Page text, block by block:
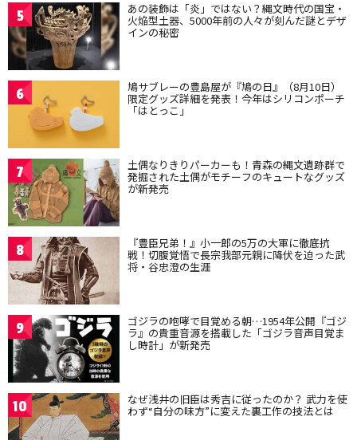
5 あの装飾は「炎」ではない？縄文時代の国宝・
火焔型土器、5000年前の人々が刻んだ謎とデザ
インの秘密
6 鳩サブレーの豊島屋が『鳩の日』（8月10日）
限定グッズ詳細を発表！今年はシリコンポーチ
「はとっこ」
7 土偶なりきりパーカーも！青森の縄文遺跡群で
発掘された土偶がモチーフのキュートなグッズ
が新発売
8 『豊臣兄弟！』小一郎の5万の大軍に徹底抗
戦！切腹覚悟で長宗我部元親に降伏を迫った武
将・谷忠澄の生涯
9 ゴジラの咆哮で目覚める朝…1954年公開『ゴジ
ラ』の貴重音源を搭載した「ゴジラ音声目覚ま
し時計」が新発売
10 なぜ浅井の旧臣は秀吉に従ったのか？ 武力を使
わず“自分の味方”に変えた裏工作の技法とは